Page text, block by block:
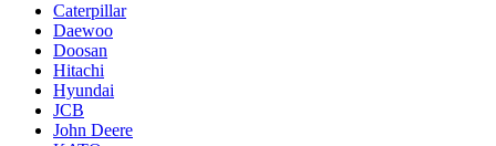
Caterpillar
Daewoo
Doosan
Hitachi
Hyundai
JCB
John Deere